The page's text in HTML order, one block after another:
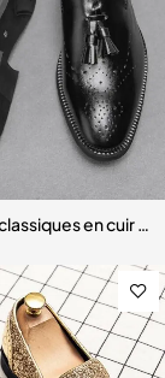
pour hommes
en cuir à